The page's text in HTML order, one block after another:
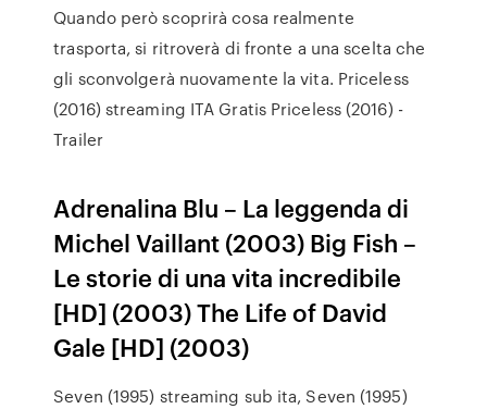
Quando però scoprirà cosa realmente
trasporta, si ritroverà di fronte a una scelta che
gli sconvolgerà nuovamente la vita. Priceless
(2016) streaming ITA Gratis Priceless (2016) -
Trailer
Adrenalina Blu – La leggenda di
Michel Vaillant (2003) Big Fish –
Le storie di una vita incredibile
[HD] (2003) The Life of David
Gale [HD] (2003)
Seven (1995) streaming sub ita, Seven (1995)